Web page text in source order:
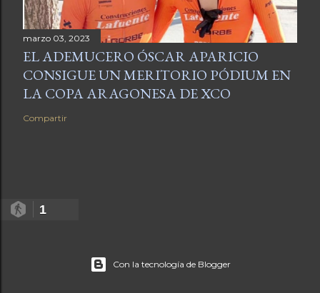
marzo 03, 2023
EL ADEMUCERO ÓSCAR APARICIO
CONSIGUE UN MERITORIO PÓDIUM EN
LA COPA ARAGONESA DE XCO
Compartir
1
Con la tecnología de Blogger